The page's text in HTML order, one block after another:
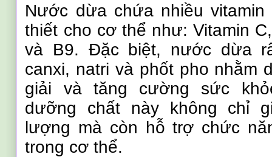
Nước dừa chứa nhiều vitamin
thiết cho cơ thể như: Vitamin
và B9. Đặc biệt, nước dừa
canxi, natri và phốt pho nhằm
giải và tăng cường sức
dưỡng chất này không chỉ
lượng mà còn hỗ trợ chức
trong cơ thể.